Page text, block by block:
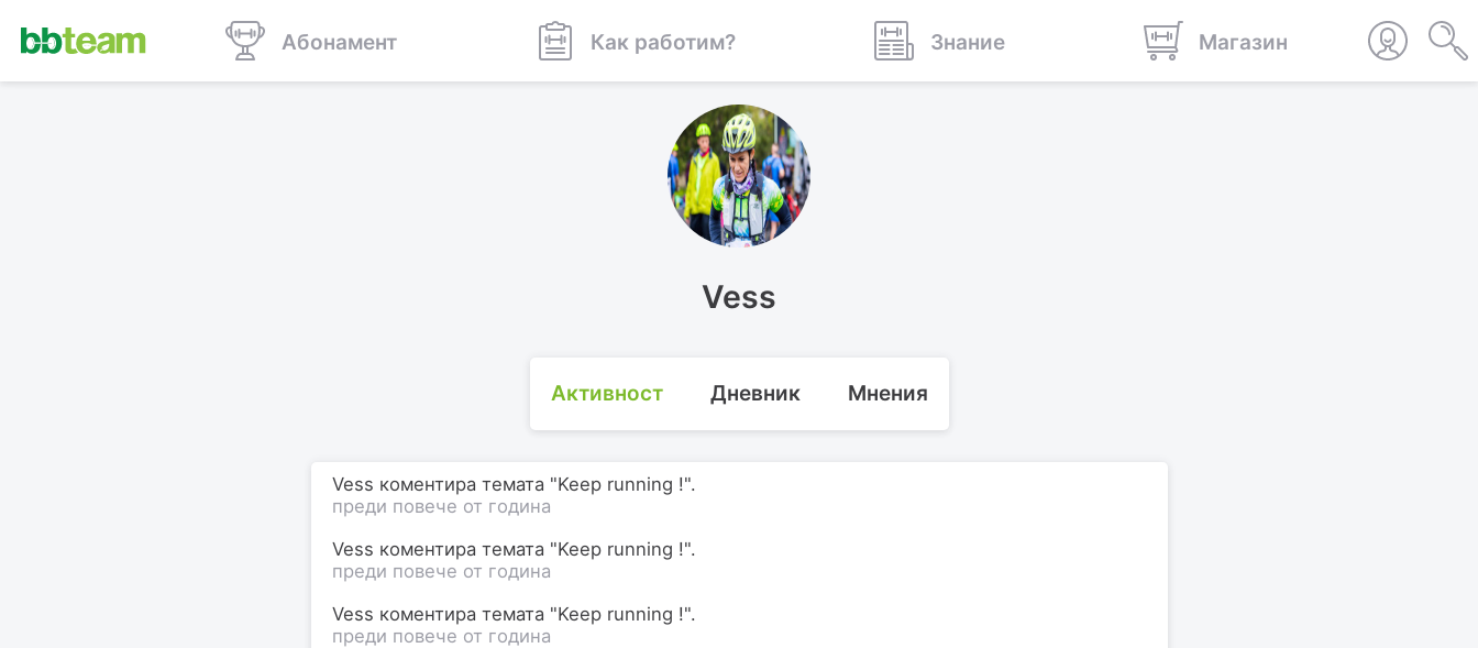
Абонамент Как работим? Знание Магазин
Vess
Активност Дневник Мнения
Vess коментира темата "Keep running !".
преди повече от година
Vess коментира темата "Keep running !".
преди повече от година
Vess коментира темата "Keep running !".
преди повече от година